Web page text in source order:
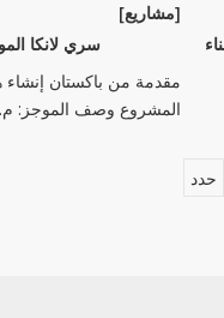
[مشاريع]
سري لانكا
مقدمة من باكستان إنشاء
المشروع وصف الموجز:
حدد